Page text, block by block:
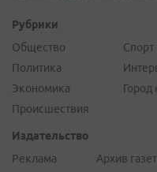
Рубрики
Общество
Политика
Экономика
Происшествия
Спорт
Город
Издательство
Реклама
Архив